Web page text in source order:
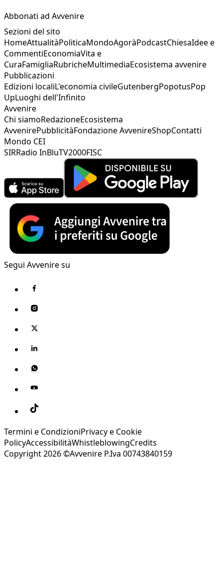
Abbonati ad Avvenire
Sezioni del sito
HomeAttualitàPoliticaMondoAgoràPodcastChiesaIdee e
CommentiEconomiaVita e
CuraFamigliaRubricheMultimediaEcosistema avvenire
Pubblicazioni
Edizioni localiL'economia civileGutenbergPopotusPop
UpLuoghi dell'Infinito
Avvenire
Chi siamoRedazioneEcosistema
AvvenirePubblicitàFondazione AvvenireShopContatti
Mondo CEI
SIRRadio InBluTV2000FISC
Segui Avvenire su
Termini e CondizioniPrivacy e Cookie
PolicyAccessibilitàWhistleblowingCredits
Copyright 2026 ©Avvenire P.Iva 00743840159